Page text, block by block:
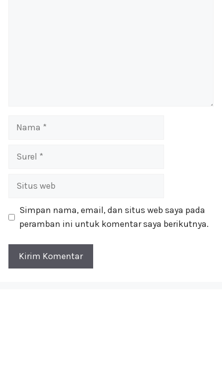
Nama
Surel
Situs
Simpan nama, email, dan situs web saya pada
peramban ini untuk komentar saya berikutnya.